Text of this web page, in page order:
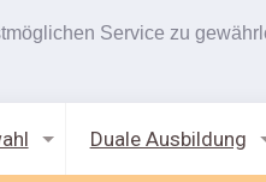
Service zu
Duale Ausbildung